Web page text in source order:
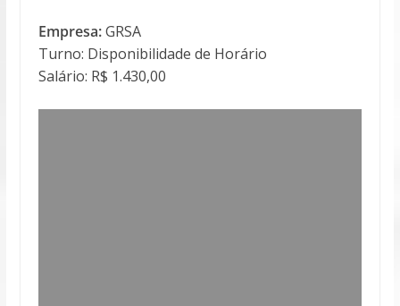
Empresa:GRSA
Turno: Disponibilidade de Horário
Salário: R$ 1.430,00